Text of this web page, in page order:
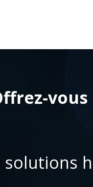
solutions